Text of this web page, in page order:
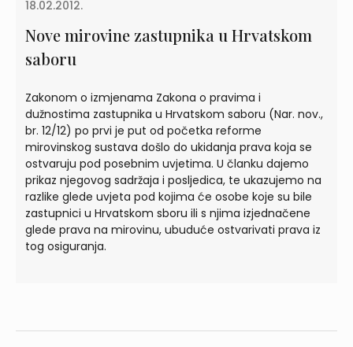
18.02.2012.
Nove mirovine zastupnika u Hrvatskom
saboru
Zakonom o izmjenama Zakona o pravima i
dužnostima zastupnika u Hrvatskom saboru (Nar. nov.,
br. 12/12) po prvi je put od početka reforme
mirovinskog sustava došlo do ukidanja prava koja se
ostvaruju pod posebnim uvjetima. U članku dajemo
prikaz njegovog sadržaja i posljedica, te ukazujemo na
razlike glede uvjeta pod kojima će osobe koje su bile
zastupnici u Hrvatskom sboru ili s njima izjednačene
glede prava na mirovinu, ubuduće ostvarivati prava iz
tog osiguranja.